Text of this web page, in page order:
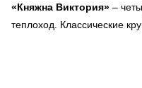
«Княжна Виктория» –
теплоход. Классические